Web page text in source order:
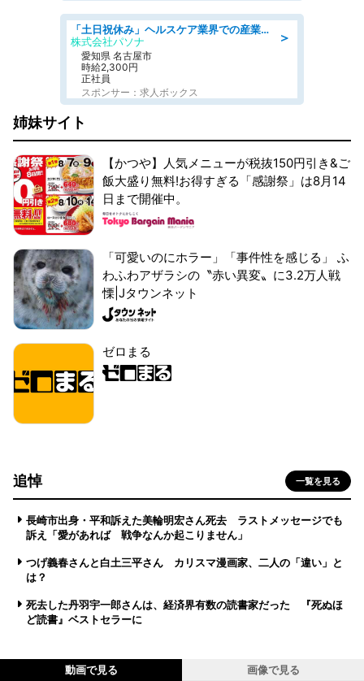
＞
「土日祝休み」ヘルスケア業界での産業保健師業務/看護師/高時給/未経験OK/要資格:正看護師
株式会社パソナ
愛知県 名古屋市
時給2,300円
正社員
スポンサー：求人ボックス
姉妹サイト
【かつや】人気メニューが税抜150円引き&ご
飯大盛り無料!お得すぎる「感謝祭」は8月14
日まで開催中。
「可愛いのにホラー」「事件性を感じる」 ふ
わふわアザラシの〝赤い異変〟に3.2万人戦
慄|Jタウンネット
ゼロまる
追悼 一覧を見る
長崎市出身・平和訴えた美輪明宏さん死去 ラストメッセージでも
訴え「愛があれば 戦争なんか起こりません」
つげ義春さんと白土三平さん カリスマ漫画家、二人の「違い」と
は？
死去した丹羽宇一郎さんは、経済界有数の読書家だった 『死ぬほ
ど読書』ベストセラーに
動画で見る 画像で見る